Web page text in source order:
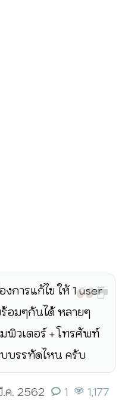
การแก้ไข ให้ 1 user
อมๆกันได้ หลายๆ
วเตอร์ + โทรศัพท์
บรรทัดไหน ครับ
ค. 2562 1 1,177